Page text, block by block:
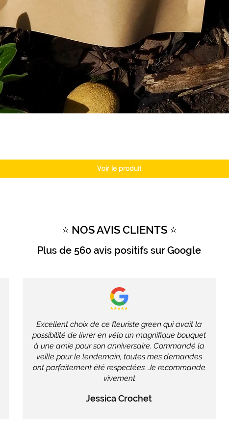
Voir le produit
⭐ NOS AVIS CLIENTS ⭐
Plus de560 avis positifssur Google
Excellent choix de ce fleuriste green qui avait la
possibilité de livrer en vélo un magnifique bouquet
à une amie pour son anniversaire. Commandé la
veille pour le lendemain, toutes mes demandes
ont parfaitement été respectées. Je recommande
vivement
Jessica Crochet